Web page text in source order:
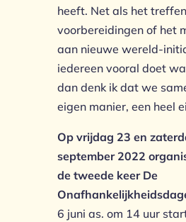
heeft. Net als het
voorbereidingen of het
aan nieuwe wereld-
iedereen vooral doet
dan denk ik dat we
eigen manier, een heel
Op vrijdag 23 en
september 2022
de tweede keer De
6 juni as. om 14 uur